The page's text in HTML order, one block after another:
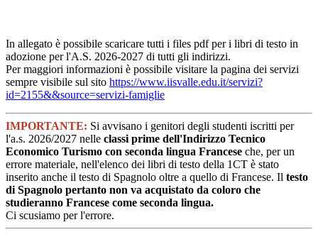
In allegato è possibile scaricare tutti i files pdf per i libri di testo in
adozione per l'A.S. 2026-2027 di tutti gli indirizzi.
Per maggiori informazioni è possibile visitare la pagina dei servizi
sempre visibile sul sito https://www.iisvalle.edu.it/servizi?
id=2155&&source=servizi-famiglie
IMPORTANTE: Si avvisano i genitori degli studenti iscritti per
l'a.s. 2026/2027 nelle classi prime dell'Indirizzo Tecnico
Economico Turismo con seconda lingua Francese che, per un
errore materiale, nell'elenco dei libri di testo della 1CT è stato
inserito anche il testo di Spagnolo oltre a quello di Francese. Il testo
di Spagnolo pertanto non va acquistato da coloro che
studieranno Francese come seconda lingua.
Ci scusiamo per l'errore.